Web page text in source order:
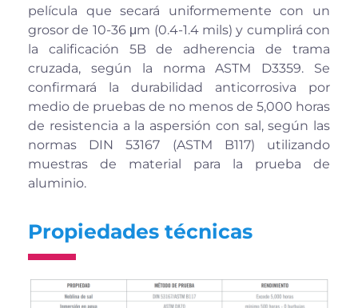
película que secará uniformemente con un
grosor de 10-36 μm (0.4-1.4 mils) y cumplirá con
la calificación 5B de adherencia de trama
cruzada, según la norma ASTM D3359. Se
confirmará la durabilidad anticorrosiva por
medio de pruebas de no menos de 5,000 horas
de resistencia a la aspersión con sal, según las
normas DIN 53167 (ASTM B117) utilizando
muestras de material para la prueba de
aluminio.
Propiedades técnicas